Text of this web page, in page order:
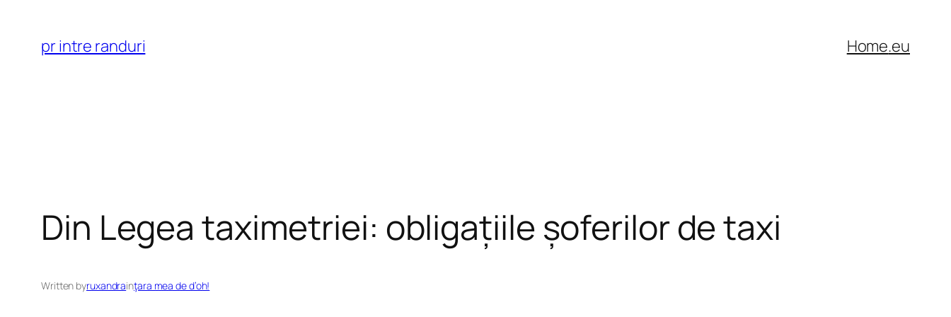
content
pr intre randuri Home.eu
Din Legea taximetriei: obligațiile șoferilor de taxi
Written byruxandrainţara mea de d’oh!